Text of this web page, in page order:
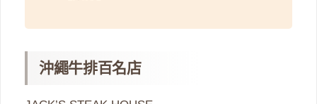
沖繩牛排百名店